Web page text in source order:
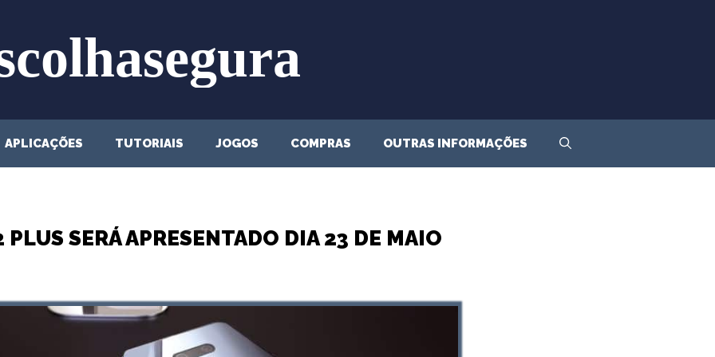
APLICAÇÕES TUTORIAIS JOGOS COMPRAS OUTRAS INFORMAÇÕES
PLUS SERÁ APRESENTADO DIA 23 DE MAIO